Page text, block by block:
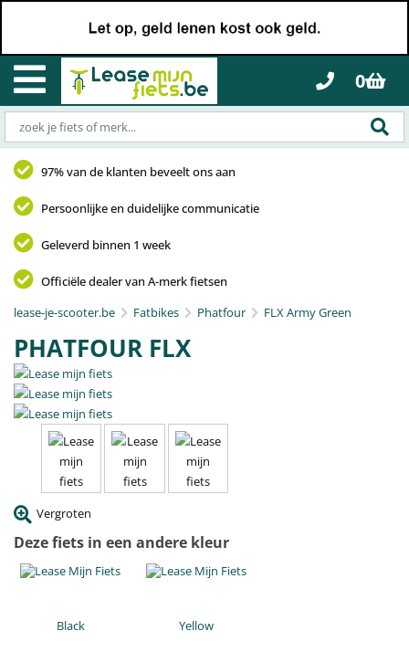
0
97% van de klanten beveelt ons aan
Persoonlijke en duidelijke communicatie
Geleverd binnen 1 week
Officiële dealer van A-merk fietsen
lease-je-scooter.be
Fatbikes Phatfour FLX Army Green
PHATFOUR FLX
Vergroten
Deze fiets in een andere kleur
Black Yellow